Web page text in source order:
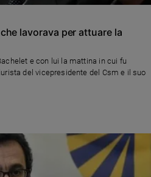
lavorava per attuare la
e con lui la mattina in cui fu
del vicepresidente del Csm e il suo